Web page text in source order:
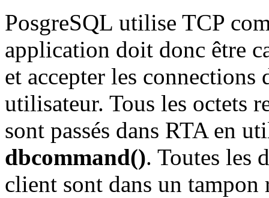
PosgreSQL utilise TCP
application doit donc être
et accepter les connections
utilisateur. Tous les octets
sont passés dans RTA en
dbcommand(). Toutes les
client sont dans un